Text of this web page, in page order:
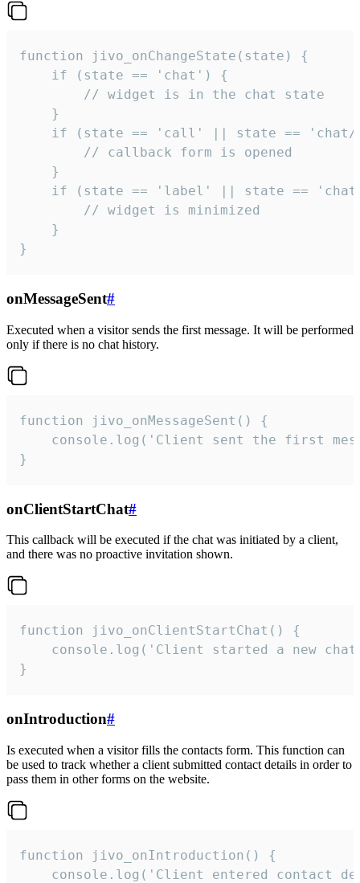
function jivo_onChangeState(state) {
    if (state == 'chat') {
        // widget is in the chat state
    }
if (state == 'call' || state ==
        // callback form is opened
    }
if (state == 'label' || state ==
        // widget is minimized
    }
}
onMessageSent#
Executed when a visitor sends the first message. It will be performed
only if there is no chat history.
function jivo_onMessageSent() {
console.log('Client sent the first
}
onClientStartChat#
This callback will be executed if the chat was initiated by a client,
and there was no proactive invitation shown.
function jivo_onClientStartChat() {
console.log('Client started a new
}
onIntroduction#
Is executed when a visitor fills the contacts form. This function can
be used to track whether a client submitted contact details in order to
pass them in other forms on the website.
function jivo_onIntroduction() {
console.log('Client entered contact